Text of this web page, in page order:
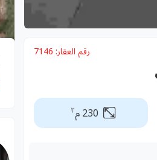
رقم العقار: 7146
230 م ٢